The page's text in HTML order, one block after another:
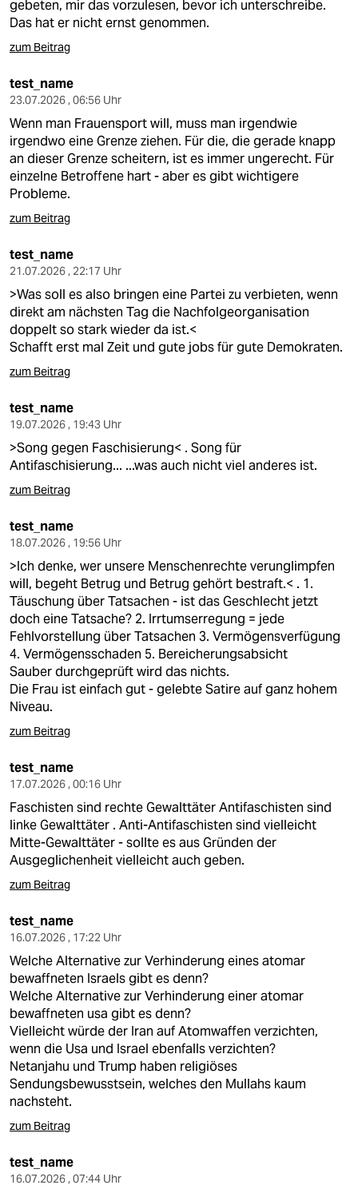
gebeten, mir das vorzulesen, bevor ich unterschreibe.
Das hat er nicht ernst genommen.
zum Beitrag
test_name
23.07.2026 , 06:56 Uhr
Wenn man Frauensport will, muss man irgendwie
irgendwo eine Grenze ziehen. Für die, die gerade knapp
an dieser Grenze scheitern, ist es immer ungerecht. Für
einzelne Betroffene hart - aber es gibt wichtigere
Probleme.
zum Beitrag
test_name
21.07.2026 , 22:17 Uhr
>Was soll es also bringen eine Partei zu verbieten, wenn
direkt am nächsten Tag die Nachfolgeorganisation
doppelt so stark wieder da ist.<
Schafft erst mal Zeit und gute jobs für gute Demokraten.
zum Beitrag
test_name
19.07.2026 , 19:43 Uhr
>Song gegen Faschisierung< . Song für
Antifaschisierung... ...was auch nicht viel anderes ist.
zum Beitrag
test_name
18.07.2026 , 19:56 Uhr
>Ich denke, wer unsere Menschenrechte verunglimpfen
will, begeht Betrug und Betrug gehört bestraft.< . 1.
Täuschung über Tatsachen - ist das Geschlecht jetzt
doch eine Tatsache? 2. Irrtumserregung = jede
Fehlvorstellung über Tatsachen 3. Vermögensverfügung
4. Vermögensschaden 5. Bereicherungsabsicht
Sauber durchgeprüft wird das nichts.
Die Frau ist einfach gut - gelebte Satire auf ganz hohem
Niveau.
zum Beitrag
test_name
17.07.2026 , 00:16 Uhr
Faschisten sind rechte Gewalttäter Antifaschisten sind
linke Gewalttäter . Anti-Antifaschisten sind vielleicht
Mitte-Gewalttäter - sollte es aus Gründen der
Ausgeglichenheit vielleicht auch geben.
zum Beitrag
test_name
16.07.2026 , 17:22 Uhr
Welche Alternative zur Verhinderung eines atomar
bewaffneten Israels gibt es denn?
Welche Alternative zur Verhinderung einer atomar
bewaffneten usa gibt es denn?
Vielleicht würde der Iran auf Atomwaffen verzichten,
wenn die Usa und Israel ebenfalls verzichten?
Netanjahu und Trump haben religiöses
Sendungsbewusstsein, welches den Mullahs kaum
nachsteht.
zum Beitrag
test_name
16.07.2026 , 07:44 Uhr